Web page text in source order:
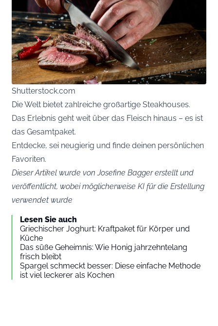
Shutterstock.com
Die Welt bietet zahlreiche großartige Steakhouses.
Das Erlebnis geht weit über das Fleisch hinaus – es ist
das Gesamtpaket.
Entdecke, sei neugierig und finde deinen persönlichen
Favoriten.
Dieser Artikel wurde von Josefine Bagger erstellt und
veröffentlicht, wobei möglicherweise KI für die Erstellung
verwendet wurde
Lesen Sie auch
Griechischer Joghurt: Kraftpaket für Körper und
Küche
Das süße Geheimnis: Wie Honig jahrzehntelang
frisch bleibt
Spargel schmeckt besser: Diese einfache Methode
ist viel leckerer als Kochen